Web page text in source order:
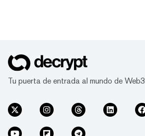
Tu puerta de entrada al mundo de Web3